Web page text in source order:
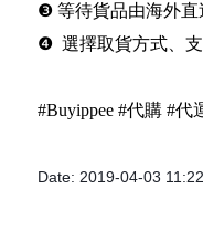
❸ 等待貨品由海外直
❹ 選擇取貨方式、支
#Buyippee #代購 #
Date: 2019-04-03